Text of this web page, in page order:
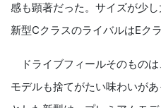
感も顕著だった。サイズが少し
新型CクラスのライバルはEク
ドライブフィールそのもの
モデルも捨てがたい味わいが